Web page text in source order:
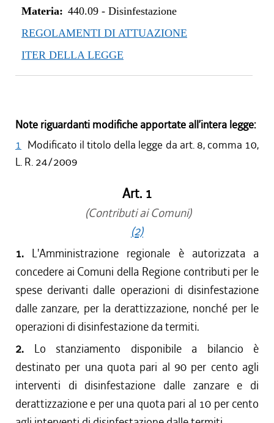
Materia: 440.09- Disinfestazione
REGOLAMENTI DI ATTUAZIONE
ITER DELLA LEGGE
Note riguardanti modifiche apportate all’intera legge:
1 Modificato il titolo della legge da art. 8, comma 10,
L. R. 24/2009
Art. 1
(Contributi ai Comuni)
(2)
1. L'Amministrazione regionale è autorizzata a
concedere ai Comuni della Regione contributi per le
spese derivanti dalle operazioni di disinfestazione
dalle zanzare, per la derattizzazione, nonché per le
operazioni di disinfestazione da termiti.
2. Lo stanziamento disponibile a bilancio è
destinato per una quota pari al 90 per cento agli
interventi di disinfestazione dalle zanzare e di
derattizzazione e per una quota pari al 10 per cento